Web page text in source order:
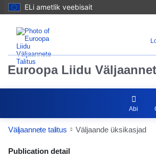
ELi ametlik veebisait
Euroopa Liidu
Abi
Väljaannete talitus Väljaande üksikasjad
Publication Detail Actions
Publication detail